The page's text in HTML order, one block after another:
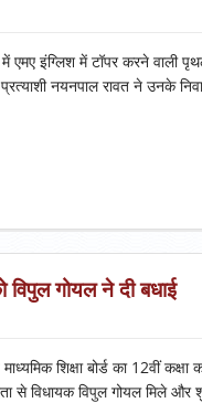
एमए इंग्लिश में टॉपर करने वाली
प्रत्याशी नयनपाल रावत ने उनके
विपुल गोयल ने दी बधाई
शिक्षा बोर्ड का 12वीं
से विधायक विपुल गोयल मिले और